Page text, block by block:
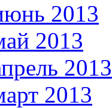
2013
2013
2013
2013